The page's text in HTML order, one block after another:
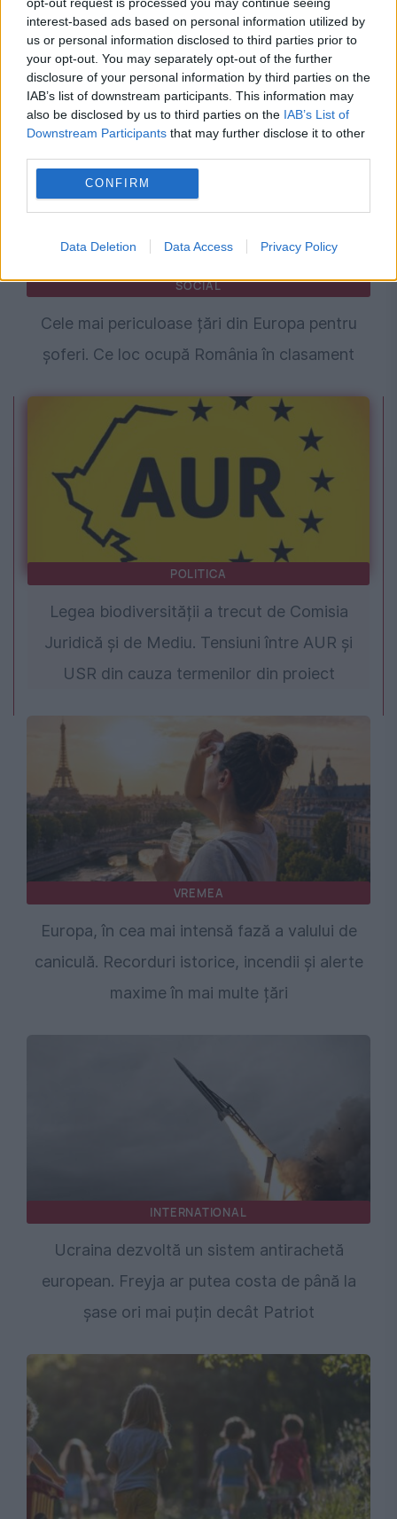
interest-based ads based on personal information utilized by
us or personal information disclosed to third parties prior to
your opt-out. You may separately opt-out of the further
disclosure of your personal information by third parties on the
IAB’s list of downstream participants. This information may
also be disclosed by us to third parties on the IAB’s List of
Downstream Participants that may further disclose it to other
CONFIRM
Data Deletion Data Access Privacy Policy
Cine este femeia care conduce cel mai
puternic serviciu secret din Europa
SOCIAL
Cele mai periculoase țări din Europa pentru
șoferi. Ce loc ocupă România în clasament
POLITICA
Legea biodiversității a trecut de Comisia
Juridică și de Mediu. Tensiuni între AUR și
USR din cauza termenilor din proiect
VREMEA
Europa, în cea mai intensă fază a valului de
caniculă. Recorduri istorice, incendii și alerte
maxime în mai multe țări
INTERNATIONAL
Ucraina dezvoltă un sistem antirachetă
european. Freyja ar putea costa de până la
șase ori mai puțin decât Patriot